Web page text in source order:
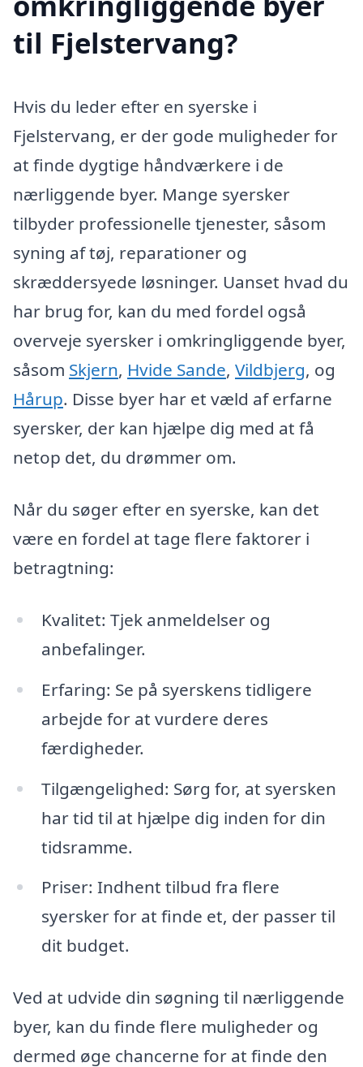
til Fjelstervang?
Hvis du leder efter en syerske i
Fjelstervang, er der gode muligheder for
at finde dygtige håndværkere i de
nærliggende byer. Mange syersker
tilbyder professionelle tjenester, såsom
syning af tøj, reparationer og
skræddersyede løsninger. Uanset hvad du
har brug for, kan du med fordel også
overveje syersker i omkringliggende byer,
såsom Skjern, Hvide Sande, Vildbjerg, og
Hårup. Disse byer har et væld af erfarne
syersker, der kan hjælpe dig med at få
netop det, du drømmer om.
Når du søger efter en syerske, kan det
være en fordel at tage flere faktorer i
betragtning:
Kvalitet: Tjek anmeldelser og
anbefalinger.
Erfaring: Se på syerskens tidligere
arbejde for at vurdere deres
færdigheder.
Tilgængelighed: Sørg for, at syersken
har tid til at hjælpe dig inden for din
tidsramme.
Priser: Indhent tilbud fra flere
syersker for at finde et, der passer til
dit budget.
Ved at udvide din søgning til nærliggende
byer, kan du finde flere muligheder og
dermed øge chancerne for at finde den